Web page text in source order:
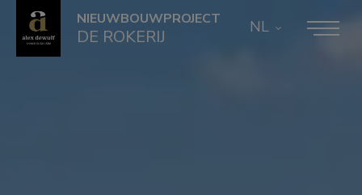
NIEUWBOUWPROJECT
DE ROKERIJ NL